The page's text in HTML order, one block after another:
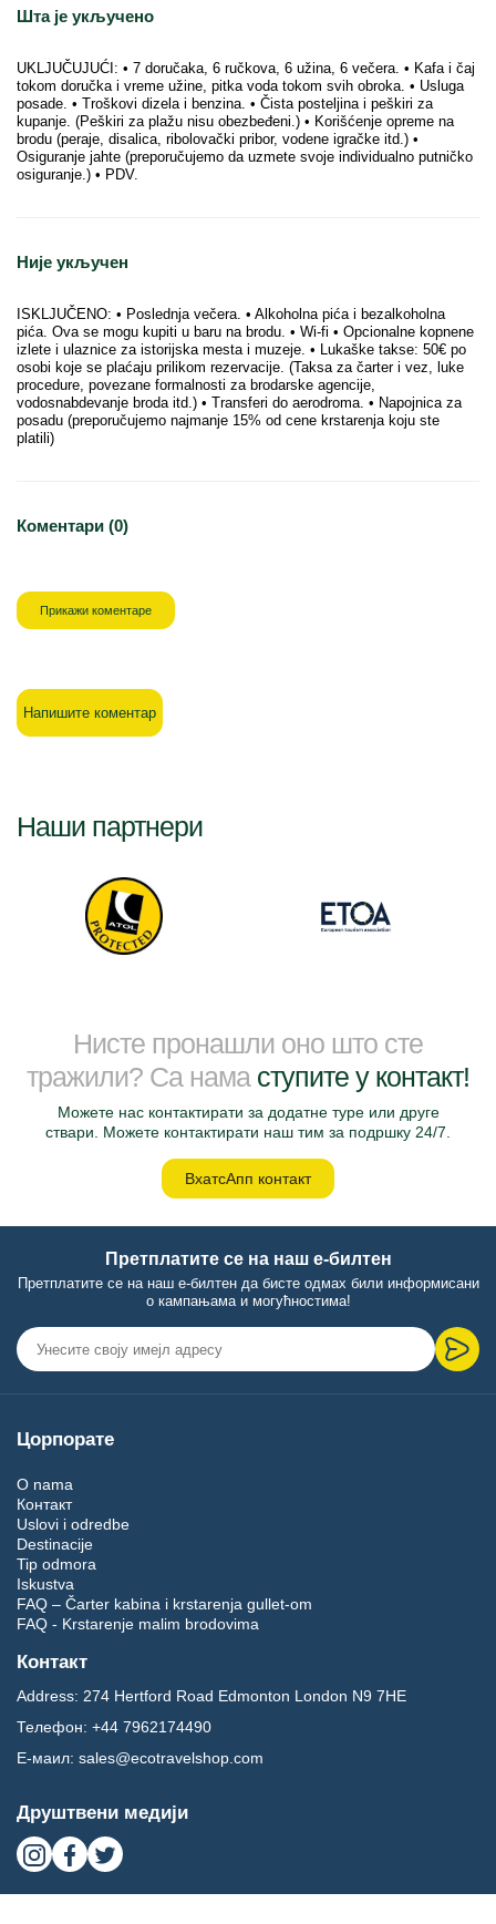
Шта је укључено
UKLJUČUJUĆI: • 7 doručaka, 6 ručkova, 6 užina, 6 večera. • Kafa i čaj
tokom doručka i vreme užine, pitka voda tokom svih obroka. • Usluga
posade. • Troškovi dizela i benzina. • Čista posteljina i peškiri za
kupanje. (Peškiri za plažu nisu obezbeđeni.) • Korišćenje opreme na
brodu (peraje, disalica, ribolovački pribor, vodene igračke itd.) •
Osiguranje jahte (preporučujemo da uzmete svoje individualno putničko
osiguranje.) • PDV.
Није укључен
ISKLJUČENO: • Poslednja večera. • Alkoholna pića i bezalkoholna
pića. Ova se mogu kupiti u baru na brodu. • Wi-fi • Opcionalne kopnene
izlete i ulaznice za istorijska mesta i muzeje. • Lukaške takse: 50€ po
osobi koje se plaćaju prilikom rezervacije. (Taksa za čarter i vez, luke
procedure, povezane formalnosti za brodarske agencije,
vodosnabdevanje broda itd.) • Transferi do aerodroma. • Napojnica za
posadu (preporučujemo najmanje 15% od cene krstarenja koju ste
platili)
Коментари (0)
Прикажи коментаре
Напишите коментар
Наши партнери
Нисте пронашли оно што сте
тражили? Са нама ступите у контакт!
Можете нас контактирати за додатне туре или друге
ствари. Можете контактирати наш тим за подршку 24/7.
ВхатсАпп контакт
Претплатите се на наш е-билтен
Претплатите се на наш е-билтен да бисте одмах били информисани
о кампањама и могућностима!
Цорпорате
O nama
Контакт
Uslovi i odredbe
Destinacije
Tip odmora
Iskustva
FAQ – Čarter kabina i krstarenja gullet-om
FAQ - Krstarenje malim brodovima
Контакт
Address: 274 Hertford Road Edmonton London N9 7HE
Телефон: +44 7962174490
Е-маил: sales@ecotravelshop.com
Друштвени медији